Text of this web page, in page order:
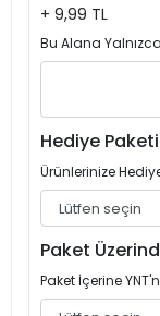
+ 9,99 TL
Bu Alana
Hediye Paketi
Ürünlerinize
Paket
Paket İçerine